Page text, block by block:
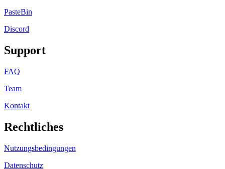
PasteBin
Discord
Support
FAQ
Team
Kontakt
Rechtliches
Nutzungsbedingungen
Datenschutz